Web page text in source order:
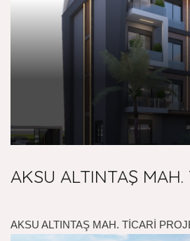
AKSU ALTINTAŞ MAH.
AKSU ALTINTAŞ MAH. TİCARİ